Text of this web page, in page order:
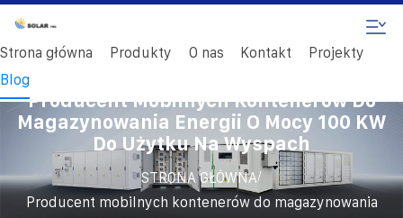
Strona główna Produkty O nas Kontakt
Projekty
Blog
Producent Mobilnych Kontenerów Do
Magazynowania Energii O Mocy 100 KW
Do Użytku Na Wyspach
STRONA GŁÓWNA/
Producent mobilnych kontenerów do magazynowania